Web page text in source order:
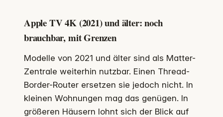
Apple TV 4K (2021) und älter: noch
brauchbar, mit Grenzen
Modelle von 2021 und älter sind als Matter-
Zentrale weiterhin nutzbar. Einen Thread-
Border-Router ersetzen sie jedoch nicht. In
kleinen Wohnungen mag das genügen. In
größeren Häusern lohnt sich der Blick auf